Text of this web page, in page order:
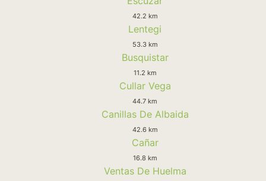
42.2 km
Lentegi
53.3 km
Busquistar
11.2 km
Cullar Vega
44.7 km
Canillas De Albaida
42.6 km
Cañar
16.8 km
Ventas De Huelma